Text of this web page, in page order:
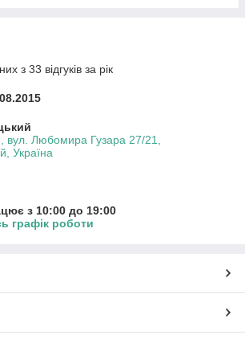
з 33 відгуків за рік
вул. Любомира Гузара 27/21,
Україна
з 10:00 до 19:00
графік роботи